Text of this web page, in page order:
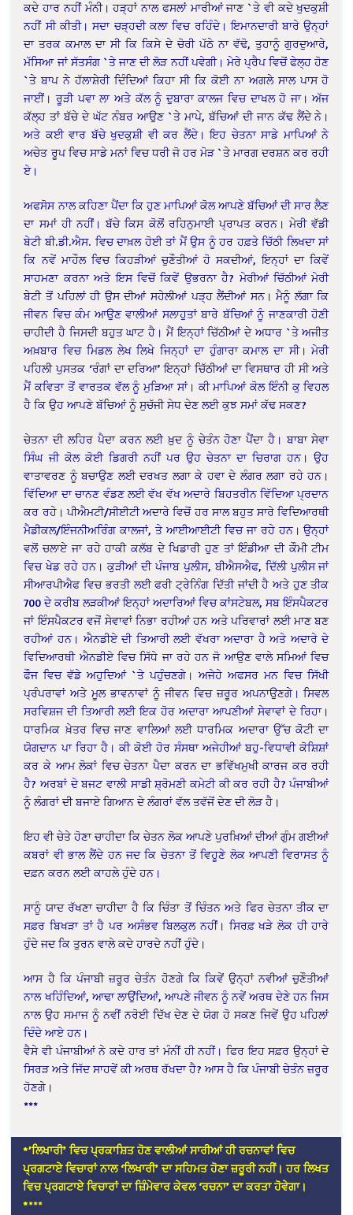
ਕਦੇ ਹਾਰ ਨਹੀਂ ਮੰਨੀ। ਹੜ੍ਹਾਂ ਨਾਲ ਫਸਲਾਂ ਮਾਰੀਆਂ ਜਾਣ `ਤੇ ਵੀ ਕਦੇ ਖੁਦਕੁਸ਼ੀ
ਨਹੀਂ ਸੀ ਕੀਤੀ। ਸਦਾ ਚੜ੍ਹਦੀ ਕਲਾ ਵਿਚ ਰਹਿੰਦੇ। ਇਮਾਨਦਾਰੀ ਬਾਰੇ ਉਨ੍ਹਾਂ
ਦਾ ਤਰਕ ਕਮਾਲ ਦਾ ਸੀ ਕਿ ਕਿਸੇ ਦੇ ਚੋਰੀ ਪੱਠੇ ਨਾ ਵੱਢੋ, ਤੁਹਾਨੂੰ ਗੁਰਦੁਆਰੇ,
ਮੱਸਿਆ ਜਾਂ ਸੱਤਸੰਗ `ਤੇ ਜਾਣ ਦੀ ਲੋੜ ਨਹੀਂ ਪਵੇਗੀ। ਮੇਰੇ ਪ੍ਰੈਪ ਵਿਚੋਂ ਫੇਲ੍ਹ ਹੋਣ
`ਤੇ ਬਾਪ ਨੇ ਹੱਲਾਸ਼ੇਰੀ ਦਿੰਦਿਆਂ ਕਿਹਾ ਸੀ ਕਿ ਕੋਈ ਨਾ ਅਗਲੇ ਸਾਲ ਪਾਸ ਹੋ
ਜਾਈਂ। ਰੂੜੀ ਪਵਾ ਲਾ ਅਤੇ ਕੱਲ ਨੂੰ ਦੁਬਾਰਾ ਕਾਲਜ ਵਿਚ ਦਾਖਲ ਹੋ ਜਾ। ਅੱਜ
ਕੱਲ੍ਹ ਤਾਂ ਬੱਚੇ ਦੇ ਘੱਟ ਨੰਬਰ ਆਉਣ `ਤੇ ਮਾਪੇ, ਬੱਚਿਆਂ ਦੀ ਜਾਨ ਕੱਢ ਲੈਂਦੇ ਨੇ।
ਅਤੇ ਕਈ ਵਾਰ ਬੱਚੇ ਖੁਦਕੁਸ਼ੀ ਵੀ ਕਰ ਲੈਂਦੇ। ਇਹ ਚੇਤਨਾ ਸਾਡੇ ਮਾਪਿਆਂ ਨੇ
ਅਚੇਤ ਰੂਪ ਵਿਚ ਸਾਡੇ ਮਨਾਂ ਵਿਚ ਧਰੀ ਜੋ ਹਰ ਮੋੜ `ਤੇ ਮਾਰਗ ਦਰਸ਼ਨ ਕਰ ਰਹੀ
ਏ।
ਅਫਸੋਸ ਨਾਲ ਕਹਿਣਾ ਪੈਂਦਾ ਕਿ ਹੁਣ ਮਾਪਿਆਂ ਕੋਲ ਆਪਣੇ ਬੱਚਿਆਂ ਦੀ ਸਾਰ ਲੈਣ
ਦਾ ਸਮਾਂ ਹੀ ਨਹੀਂ। ਬੱਚੇ ਕਿਸ ਕੋਲੋਂ ਰਹਿਨੁਮਾਈ ਪ੍ਰਾਪਤ ਕਰਨ। ਮੇਰੀ ਵੱਡੀ
ਬੇਟੀ ਬੀ.ਡੀ.ਐਸ. ਵਿਚ ਦਾਖ਼ਲ ਹੋਈ ਤਾਂ ਮੈਂ ਉਸ ਨੂੰ ਹਰ ਹਫ਼ਤੇ ਚਿੱਠੀ ਲਿਖਦਾ ਸਾਂ
ਕਿ ਨਵੇਂ ਮਾਹੌਲ ਵਿਚ ਕਿਹੜੀਆਂ ਚੁਣੌਤੀਆਂ ਹੋ ਸਕਦੀਆਂ, ਇਨ੍ਹਾਂ ਦਾ ਕਿਵੇਂ
ਸਾਹਮਣਾ ਕਰਨਾ ਅਤੇ ਇਸ ਵਿਚੋਂ ਕਿਵੇਂ ਉਭਰਨਾ ਹੈ? ਮੇਰੀਆਂ ਚਿੱਠੀਆਂ ਮੇਰੀ
ਬੇਟੀ ਤੋਂ ਪਹਿਲਾਂ ਹੀ ਉਸ ਦੀਆਂ ਸਹੇਲੀਆਂ ਪੜ੍ਹ ਲੈਂਦੀਆਂ ਸਨ। ਮੈਨੂੰ ਲੱਗਾ ਕਿ
ਜੀਵਨ ਵਿਚ ਕੰਮ ਆਉਣ ਵਾਲੀਆਂ ਸਲਾਹੁਤਾਂ ਬਾਰੇ ਬੱਚਿਆਂ ਨੂੰ ਜਾਣਕਾਰੀ ਹੋਣੀ
ਚਾਹੀਦੀ ਹੈ ਜਿਸਦੀ ਬਹੁਤ ਘਾਟ ਹੈ। ਮੈਂ ਇਨ੍ਹਾਂ ਚਿੱਠੀਆਂ ਦੇ ਅਧਾਰ `ਤੇ ਅਜੀਤ
ਅਖ਼ਬਾਰ ਵਿਚ ਮਿਡਲ ਲੇਖ ਲਿਖੇ ਜਿਨ੍ਹਾਂ ਦਾ ਹੁੰਗਾਰਾ ਕਮਾਲ ਦਾ ਸੀ। ਮੇਰੀ
ਪਹਿਲੀ ਪੁਸਤਕ ‘ਰੰਗਾਂ ਦਾ ਦਰਿਆ’ ਇਨ੍ਹਾਂ ਚਿੱਠੀਆਂ ਦਾ ਵਿਸਥਾਰ ਹੀ ਸੀ ਅਤੇ
ਮੈਂ ਕਵਿਤਾ ਤੋਂ ਵਾਰਤਕ ਵੱਲ ਨੂੰ ਮੁੜਿਆ ਸਾਂ। ਕੀ ਮਾਪਿਆਂ ਕੋਲ ਇੰਨੀ ਕੁ ਵਿਹਲ
ਹੈ ਕਿ ਉਹ ਆਪਣੇ ਬੱਚਿਆਂ ਨੂੰ ਸੁਚੱਜੀ ਸੇਧ ਦੇਣ ਲਈ ਕੁਝ ਸਮਾਂ ਕੱਢ ਸਕਣ?
ਚੇਤਨਾ ਦੀ ਲਹਿਰ ਪੈਦਾ ਕਰਨ ਲਈ ਖ਼ੁਦ ਨੂੰ ਚੇਤੰਨ ਹੋਣਾ ਪੈਂਦਾ ਹੈ। ਬਾਬਾ ਸੇਵਾ
ਸਿੰਘ ਜੀ ਕੋਲ ਕੋਈ ਡਿਗਰੀ ਨਹੀਂ ਪਰ ਉਹ ਚੇਤਨਾ ਦਾ ਚਿਰਾਗ ਹਨ। ਉਹ
ਵਾਤਾਵਰਣ ਨੂੰ ਬਚਾਉਣ ਲਈ ਦਰਖਤ ਲਗਾ ਕੇ ਹਵਾ ਦੇ ਲੰਗਰ ਲਗਾ ਰਹੇ ਹਨ।
ਵਿੱਦਿਆ ਦਾ ਚਾਨਣ ਵੰਡਣ ਲਈ ਵੱਖ ਵੱਖ ਅਦਾਰੇ ਬਿਹਤਰੀਨ ਵਿੱਦਿਆ ਪ੍ਰਦਾਨ
ਕਰ ਰਹੇ। ਪੀਐਮਟੀ/ਸੀਈਟੀ ਅਦਾਰੇ ਵਿਚੋਂ ਹਰ ਸਾਲ ਬਹੁਤ ਸਾਰੇ ਵਿਦਿਆਰਥੀ
ਮੈਡੀਕਲ/ਇੰਜਨੀਅਰਿੰਗ ਕਾਲਜਾਂ, ਤੇ ਆਈਆਈਟੀ ਵਿਚ ਜਾ ਰਹੇ ਹਨ। ਉਨ੍ਹਾਂ
ਵਲੋਂ ਚਲਾਏ ਜਾ ਰਹੇ ਹਾਕੀ ਕਲੱਬ ਦੇ ਖਿਡਾਰੀ ਹੁਣ ਤਾਂ ਇੰਡੀਆ ਦੀ ਕੌਮੀ ਟੀਮ
ਵਿਚ ਖੇਡ ਰਹੇ ਹਨ। ਕੁੜੀਆਂ ਦੀ ਪੰਜਾਬ ਪੁਲੀਸ, ਬੀਐਸਐਫ, ਦਿੱਲੀ ਪੁਲੀਸ ਜਾਂ
ਸੀਆਰਪੀਐਫ ਵਿਚ ਭਰਤੀ ਲਈ ਫਰੀ ਟ੍ਰੇਨਿੰਗ ਦਿੱਤੀ ਜਾਂਦੀ ਹੈ ਅਤੇ ਹੁਣ ਤੀਕ
700 ਦੇ ਕਰੀਬ ਲੜਕੀਆਂ ਇਨ੍ਹਾਂ ਅਦਾਰਿਆਂ ਵਿਚ ਕਾਂਸਟੇਬਲ, ਸਬ ਇੰਸਪੈਕਟਰ
ਜਾਂ ਇੰਸਪੈਕਟਰ ਵਜੋਂ ਸੇਵਾਵਾਂ ਨਿਭਾ ਰਹੀਆਂ ਹਨ ਅਤੇ ਪਰਿਵਾਰਾਂ ਲਈ ਮਾਣ ਬਣ
ਰਹੀਆਂ ਹਨ। ਐਨਡੀਏ ਦੀ ਤਿਆਰੀ ਲਈ ਵੱਖਰਾ ਅਦਾਰਾ ਹੈ ਅਤੇ ਅਦਾਰੇ ਦੇ
ਵਿਦਿਆਰਥੀ ਐਨਡੀਏ ਵਿਚ ਸਿੱਧੇ ਜਾ ਰਹੇ ਹਨ ਜੋ ਆਉਣ ਵਾਲੇ ਸਮਿਆਂ ਵਿਚ
ਫੌਜ ਵਿਚ ਵੱਡੇ ਅਹੁਦਿਆਂ `ਤੇ ਪਹੁੰਚਣਗੇ। ਅਜੇਹੇ ਅਫਸਰ ਮਨ ਵਿਚ ਸਿੱਖੀ
ਪ੍ਰੰਪਰਾਵਾਂ ਅਤੇ ਮੂਲ ਭਾਵਨਾਵਾਂ ਨੂੰ ਜੀਵਨ ਵਿਚ ਜ਼ਰੂਰ ਅਪਨਾਉਣਗੇ। ਸਿਵਲ
ਸਰਵਿਸ਼ਜ ਦੀ ਤਿਆਰੀ ਲਈ ਇਕ ਹੋਰ ਅਦਾਰਾ ਆਪਣੀਆਂ ਸੇਵਾਵਾਂ ਦੇ ਰਿਹਾ।
ਧਾਰਮਿਕ ਖ਼ੇਤਰ ਵਿਚ ਜਾਣ ਵਾਲਿਆਂ ਲਈ ਧਾਰਮਿਕ ਅਦਾਰਾ ਉੱਚ ਕੋਟੀ ਦਾ
ਯੋਗਦਾਨ ਪਾ ਰਿਹਾ ਹੈ। ਕੀ ਕੋਈ ਹੋਰ ਸੰਸਥਾ ਅਜੇਹੀਆਂ ਬਹੁ-ਵਿਧਾਵੀ ਕੋਸ਼ਿਸ਼ਾਂ
ਕਰ ਕੇ ਆਮ ਲੋਕਾਂ ਵਿਚ ਚੇਤਨਾ ਪੈਦਾ ਕਰਨ ਦਾ ਭਵਿੱਖਮੁਖੀ ਕਾਰਜ ਕਰ ਰਹੀ
ਹੈ? ਅਰਬਾਂ ਦੇ ਬਜਟ ਵਾਲੀ ਸਾਡੀ ਸ਼੍ਰੋਮਣੀ ਕਮੇਟੀ ਕੀ ਕਰ ਰਹੀ ਹੈ? ਪੰਜਾਬੀਆਂ
ਨੂੰ ਲੰਗਰਾਂ ਦੀ ਬਜਾਏ ਗਿਆਨ ਦੇ ਲੰਗਰਾਂ ਵੱਲ ਤਵੱਜੋਂ ਦੇਣ ਦੀ ਲੋੜ ਹੈ।
ਇਹ ਵੀ ਚੇਤੇ ਹੋਣਾ ਚਾਹੀਦਾ ਕਿ ਚੇਤਨ ਲੋਕ ਆਪਣੇ ਪੁਰਖ਼ਿਆਂ ਦੀਆਂ ਗੁੰਮ ਗਈਆਂ
ਕਬਰਾਂ ਵੀ ਭਾਲ ਲੈਂਦੇ ਹਨ ਜਦ ਕਿ ਚੇਤਨਾ ਤੋਂ ਵਿਹੂਣੇ ਲੋਕ ਆਪਣੀ ਵਿਰਾਸਤ ਨੂੰ
ਦਫ਼ਨ ਕਰਨ ਲਈ ਕਾਹਲੇ ਹੁੰਦੇ ਹਨ।
ਸਾਨੂੰ ਯਾਦ ਰੱਖਣਾ ਚਾਹੀਦਾ ਹੈ ਕਿ ਚਿੰਤਾ ਤੋਂ ਚਿੰਤਨ ਅਤੇ ਫਿਰ ਚੇਤਨਾ ਤੀਕ ਦਾ
ਸਫ਼ਰ ਬਿਖੜਾ ਤਾਂ ਹੈ ਪਰ ਅਸੰਭਵ ਬਿਲਕੁਲ ਨਹੀਂ। ਸਿਰਫ਼ ਖੜੇ ਲੋਕ ਹੀ ਹਾਰੇ
ਹੁੰਦੇ ਜਦ ਕਿ ਤੁਰਨ ਵਾਲੇ ਕਦੇ ਹਾਰਦੇ ਨਹੀਂ ਹੁੰਦੇ।
ਆਸ ਹੈ ਕਿ ਪੰਜਾਬੀ ਜ਼ਰੂਰ ਚੇਤੰਨ ਹੋਣਗੇ ਕਿ ਕਿਵੇਂ ਉਨ੍ਹਾਂ ਨਵੀਆਂ ਚੁਣੌਤੀਆਂ
ਨਾਲ ਖਹਿੰਦਿਆਂ, ਆਢਾ ਲਾਉਂਦਿਆਂ, ਆਪਣੇ ਜੀਵਨ ਨੂੰ ਨਵੇਂ ਅਰਥ ਦੇਣੇ ਹਨ ਜਿਸ
ਨਾਲ ਉਹ ਸਮਾਜ ਨੂੰ ਨਵੀਂ ਨਰੋਈ ਦਿੱਖ ਦੇਣ ਦੇ ਯੋਗ ਹੋ ਸਕਣ ਜਿਵੇਂ ਉਹ ਪਹਿਲਾਂ
ਦਿੰਦੇ ਆਏ ਹਨ।
ਵੈਸੇ ਵੀ ਪੰਜਾਬੀਆਂ ਨੇ ਕਦੇ ਹਾਰ ਤਾਂ ਮੰਨੀਂ ਹੀ ਨਹੀਂ। ਫਿਰ ਇਹ ਸਫ਼ਰ ਉਨ੍ਹਾਂ ਦੇ
ਸਿਰੜ ਅਤੇ ਜਿੱਦ ਸਾਹਵੇਂ ਕੀ ਅਰਥ ਰੱਖਦਾ ਹੈ? ਆਸ ਹੈ ਕਿ ਪੰਜਾਬੀ ਚੇਤੰਨ ਜ਼ਰੂਰ
ਹੋਣਗੇ।
***
*’ਲਿਖਾਰੀ’ ਵਿਚ ਪ੍ਰਕਾਸ਼ਿਤ ਹੋਣ ਵਾਲੀਆਂ ਸਾਰੀਆਂ ਹੀ ਰਚਨਾਵਾਂ ਵਿਚ
ਪ੍ਰਗਟਾਏ ਵਿਚਾਰਾਂ ਨਾਲ ‘ਲਿਖਾਰੀ’ ਦਾ ਸਹਿਮਤ ਹੋਣਾ ਜ਼ਰੂਰੀ ਨਹੀਂ। ਹਰ ਲਿਖਤ
ਵਿਚ ਪ੍ਰਗਟਾਏ ਵਿਚਾਰਾਂ ਦਾ ਜ਼ਿੰਮੇਵਾਰ ਕੇਵਲ ‘ਰਚਨਾ’ ਦਾ ਕਰਤਾ ਹੋਵੇਗਾ।
****